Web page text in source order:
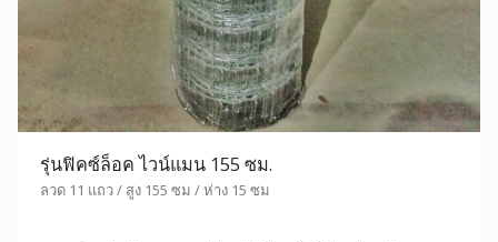
รุ่นฟิคซ์ล็อค ไวน์แมน 155 ซม.
ลวด 11 แถว / สูง 155 ซม / ห่าง 15 ซม